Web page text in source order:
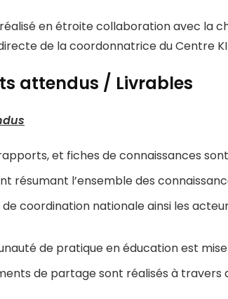
en étroite collaboration avec la
de la coordonnatrice du Centre
attendus / Livrables
et fiches de connaissances
résumant l’ensemble des
de coordination nationale ainsi les
de pratique en éducation est
de partage sont réalisés à travers